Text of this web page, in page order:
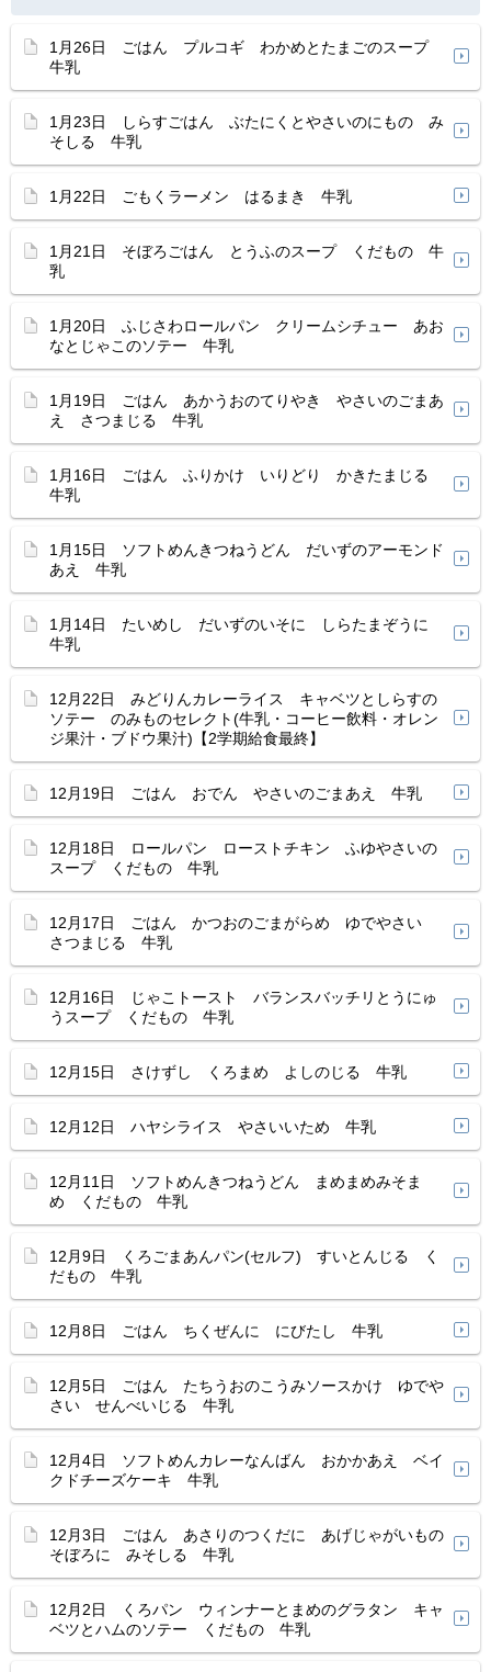
1月26日 ごはん プルコギ わかめとたまごのスープ
牛乳
1月23日 しらすごはん ぶたにくとやさいのにもの み
そしる 牛乳
1月22日 ごもくラーメン はるまき 牛乳
1月21日 そぼろごはん とうふのスープ くだもの 牛
乳
1月20日 ふじさわロールパン クリームシチュー あお
なとじゃこのソテー 牛乳
1月19日 ごはん あかうおのてりやき やさいのごまあ
え さつまじる 牛乳
1月16日 ごはん ふりかけ いりどり かきたまじる
牛乳
1月15日 ソフトめんきつねうどん だいずのアーモンド
あえ 牛乳
1月14日 たいめし だいずのいそに しらたまぞうに
牛乳
12月22日 みどりんカレーライス キャベツとしらすの
ソテー のみものセレクト(牛乳・コーヒー飲料・オレン
ジ果汁・ブドウ果汁)【2学期給食最終】
12月19日 ごはん おでん やさいのごまあえ 牛乳
12月18日 ロールパン ローストチキン ふゆやさいの
スープ くだもの 牛乳
12月17日 ごはん かつおのごまがらめ ゆでやさい
さつまじる 牛乳
12月16日 じゃこトースト バランスバッチリとうにゅ
うスープ くだもの 牛乳
12月15日 さけずし くろまめ よしのじる 牛乳
12月12日 ハヤシライス やさいいため 牛乳
12月11日 ソフトめんきつねうどん まめまめみそま
め くだもの 牛乳
12月9日 くろごまあんパン(セルフ) すいとんじる く
だもの 牛乳
12月8日 ごはん ちくぜんに にびたし 牛乳
12月5日 ごはん たちうおのこうみソースかけ ゆでや
さい せんべいじる 牛乳
12月4日 ソフトめんカレーなんばん おかかあえ ベイ
クドチーズケーキ 牛乳
12月3日 ごはん あさりのつくだに あげじゃがいもの
そぼろに みそしる 牛乳
12月2日 くろパン ウィンナーとまめのグラタン キャ
ベツとハムのソテー くだもの 牛乳